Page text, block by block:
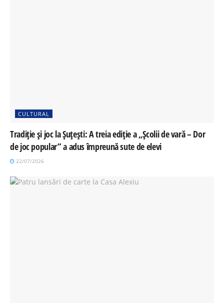
CULTURAL
Tradiție și joc la Șuțești: A treia ediție a „Școlii de vară – Dor
de joc popular” a adus împreună sute de elevi
22/07/2026